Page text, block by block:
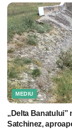
MEDIU
„Delta Banatului”
Satchinez,